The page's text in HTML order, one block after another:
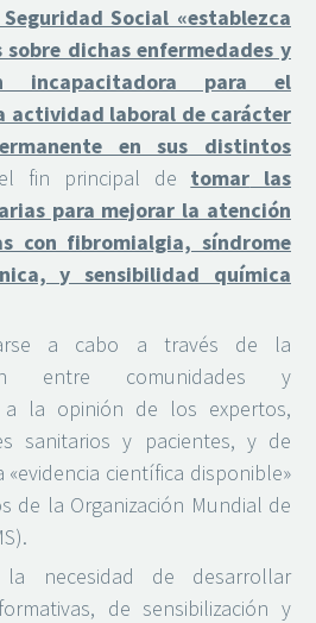
Social «establezca
dichas enfermedades y
incapacitadora para el
actividad laboral de carácter
en sus distintos
fin principal de tomar las
para mejorar la atención
con fibromialgia, síndrome
y sensibilidad química
a cabo a través de la
entre comunidades y
a la opinión de los expertos,
sanitarios y pacientes, y de
«evidencia científica disponible»
de la Organización Mundial de
necesidad de desarrollar
de sensibilización y